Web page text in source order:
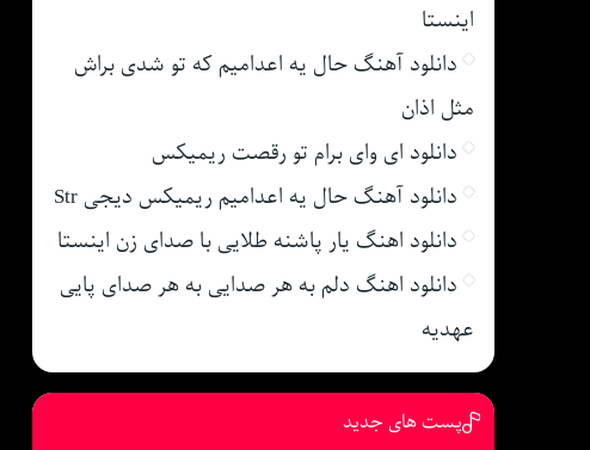
اینستا
دانلود آهنگ حال یه اعدامیم که تو شدی براش
مثل اذان
دانلود ای وای برام تو رقصت ریمیکس
دانلود آهنگ حال یه اعدامیم ریمیکس دیجی Str
دانلود اهنگ یار پاشنه طلایی با صدای زن اینستا
دانلود اهنگ دلم به هر صدایی به هر صدای پایی
عهدیه
پست های جدید